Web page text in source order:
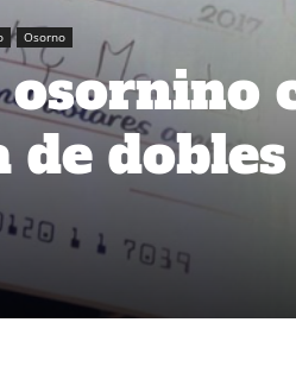
Osorno
de